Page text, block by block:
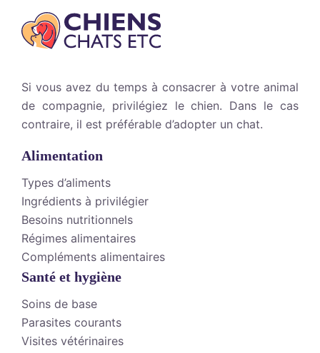
Si vous avez du temps à consacrer à votre animal
de compagnie, privilégiez le chien. Dans le cas
contraire, il est préférable d’adopter un chat.
Alimentation
Types d’aliments
Ingrédients à privilégier
Besoins nutritionnels
Régimes alimentaires
Compléments alimentaires
Santé et hygiène
Soins de base
Parasites courants
Visites vétérinaires